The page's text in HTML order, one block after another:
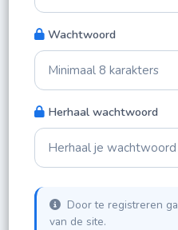
Wachtwoord
Herhaal wachtwoord
Door te registreren
van de site.